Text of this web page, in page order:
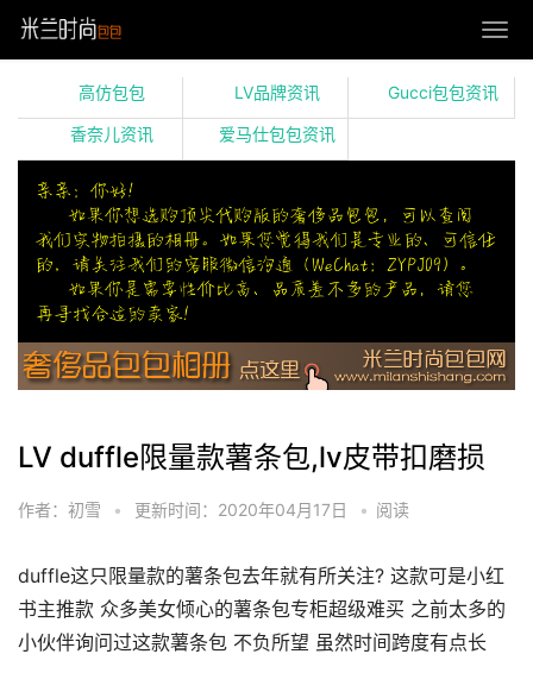
高仿包包 LV品牌资讯 Gucci包包资讯
香奈儿资讯 爱马仕包包资讯
LV duffle限量款薯条包,lv皮带扣磨损
作者：初雪 • 更新时间：2020年04月17日 • 阅读
duffle这只限量款的薯条包去年就有所关注? 这款可是小红
书主推款 众多美女倾心的薯条包专柜超级难买 之前太多的
小伙伴询问过这款薯条包 不负所望 虽然时间跨度有点长